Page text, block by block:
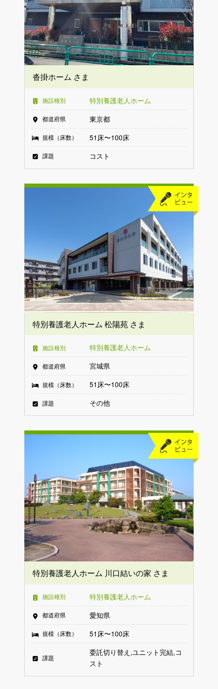
沓掛ホーム さま
施設種別 特別養護老人ホーム
都道府県 東京都
規模（床数） 51床〜100床
課題 コスト
特別養護老人ホーム 松陽苑 さま
施設種別 特別養護老人ホーム
都道府県 宮城県
規模（床数） 51床〜100床
課題 その他
特別養護老人ホーム 川口結いの家 さま
施設種別 特別養護老人ホーム
都道府県 愛知県
規模（床数） 51床〜100床
課題
委託切り替え ユニット完結 コ
スト